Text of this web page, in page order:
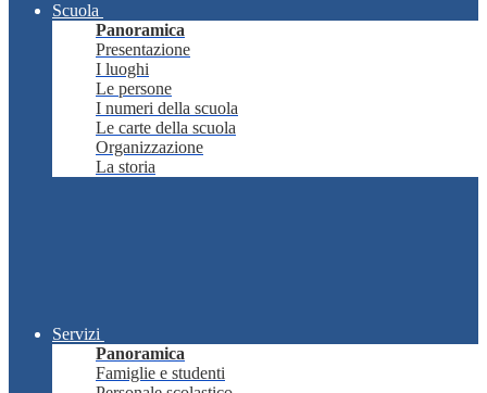
Scuola
Panoramica
Presentazione
I luoghi
Le persone
I numeri della scuola
Le carte della scuola
Organizzazione
La storia
Servizi
Panoramica
Famiglie e studenti